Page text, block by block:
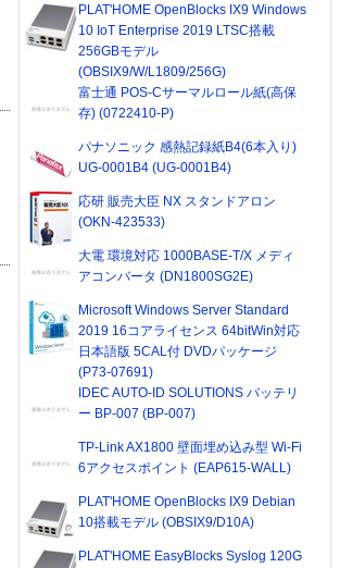
PLAT'HOME OpenBlocks IX9 Windows
10 IoT Enterprise 2019 LTSC搭載
256GBモデル
(OBSIX9/W/L1809/256G)
富士通 POS-Cサーマルロール紙(高保
存) (0722410-P)
パナソニック 感熱記録紙B4(6本入り)
UG-0001B4 (UG-0001B4)
応研 販売大臣 NX スタンドアロン
(OKN-423533)
大電 環境対応 1000BASE-T/X メディ
アコンバータ (DN1800SG2E)
Microsoft Windows Server Standard
2019 16コアライセンス 64bitWin対応
日本語版 5CAL付 DVDパッケージ
(P73-07691)
IDEC AUTO-ID SOLUTIONS バッテリ
ー BP-007 (BP-007)
TP-Link AX1800 壁面埋め込み型 Wi-Fi
6アクセスポイント (EAP615-WALL)
PLAT'HOME OpenBlocks IX9 Debian
10搭載モデル (OBSIX9/D10A)
PLAT'HOME EasyBlocks Syslog 120G